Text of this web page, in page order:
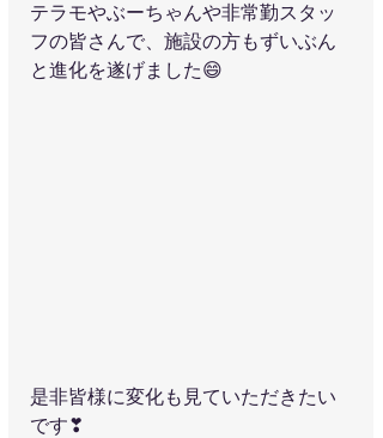
テラモやぶーちゃんや非常勤スタッ
フの皆さんで、施設の方もずいぶん
と進化を遂げました😄
是非皆様に変化も見ていただきたい
です❣